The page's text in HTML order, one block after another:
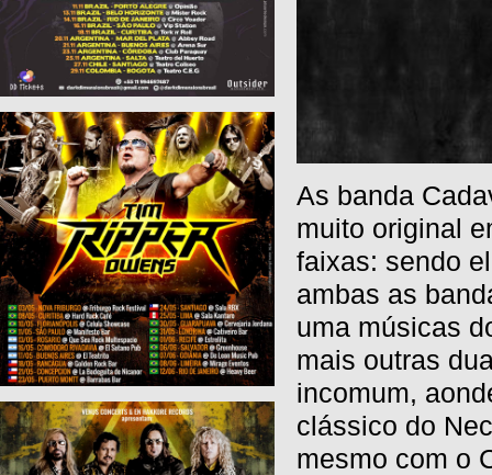
As banda
muito original
faixas: sendo
ambas as
uma músicas
mais outras
incomum,
clássico do
mesmo com o